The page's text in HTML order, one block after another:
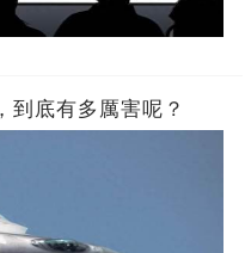
到底有多厲害呢？